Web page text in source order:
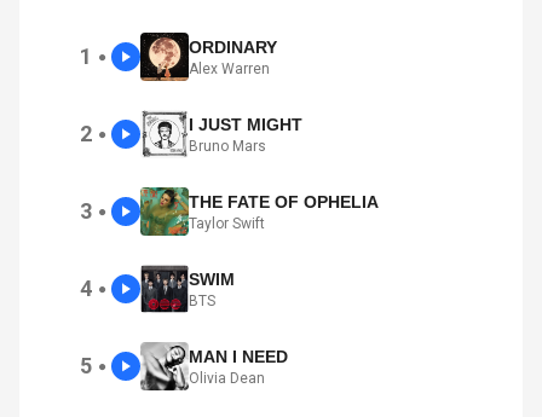
1 ● ORDINARY
Alex Warren
2 ● I JUST MIGHT
Bruno Mars
3 ● THE FATE OF OPHELIA
Taylor Swift
4 ● SWIM
BTS
5 ● MAN I NEED
Olivia Dean